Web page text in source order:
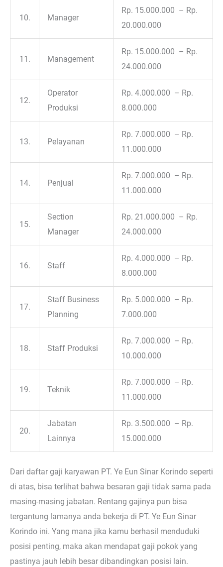
10. Manager
Rp. 15.000.000 – Rp.
20.000.000
11. Management
Rp. 15.000.000 – Rp.
24.000.000
12.
Operator
Produksi
Rp. 4.000.000 – Rp.
8.000.000
13. Pelayanan
Rp. 7.000.000 – Rp.
11.000.000
14. Penjual
Rp. 7.000.000 – Rp.
11.000.000
15.
Section
Manager
Rp. 21.000.000 – Rp.
24.000.000
16. Staff
Rp. 4.000.000 – Rp.
8.000.000
17.
Staff Business
Planning
Rp. 5.000.000 – Rp.
7.000.000
18. Staff Produksi
Rp. 7.000.000 – Rp.
10.000.000
19. Teknik
Rp. 7.000.000 – Rp.
11.000.000
20.
Jabatan
Lainnya
Rp. 3.500.000 – Rp.
15.000.000
Dari daftar gaji karyawan PT. Ye Eun Sinar Korindo seperti
di atas, bisa terlihat bahwa besaran gaji tidak sama pada
masing-masing jabatan. Rentang gajinya pun bisa
tergantung lamanya anda bekerja di PT. Ye Eun Sinar
Korindo ini. Yang mana jika kamu berhasil menduduki
posisi penting, maka akan mendapat gaji pokok yang
pastinya jauh lebih besar dibandingkan posisi lain.